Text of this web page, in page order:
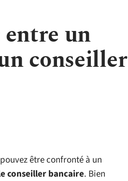
un
conseiller
être confronté à un
conseiller bancaire. Bien